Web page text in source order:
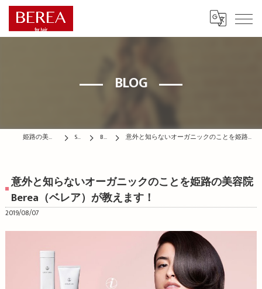
BLOG
姫路の美容院はBEREA STAFF BLOG 意外と知らないオーガニックのことを姫路の美容院Berea（ベレア）が教えます！
意外と知らないオーガニックのことを姫路の美容院
Berea（ベレア）が教えます！
2019/08/07